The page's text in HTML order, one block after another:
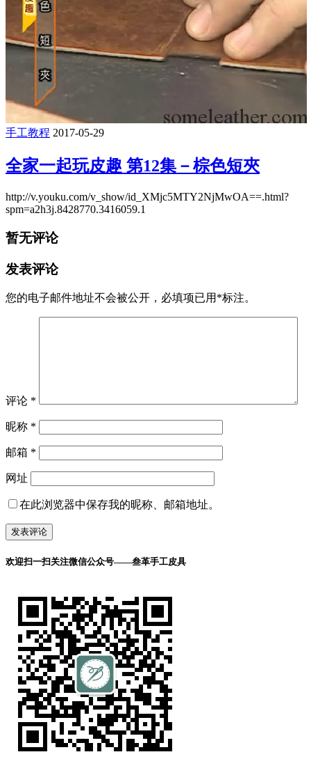
手工教程 2017-05-29
全家一起玩皮趣 第12集－棕色短夾
http://v.youku.com/v_show/id_XMjc5MTY2NjMwOA==.html?
spm=a2h3j.8428770.3416059.1
暂无评论
发表评论
您的电子邮件地址不会被公开， 必填项已用 *标注。
评论 *
昵称 *
邮箱 *
网址
在此浏览器中保存我的昵称、邮箱地址。
欢迎扫一扫关注微信公众号——叁革手工皮具